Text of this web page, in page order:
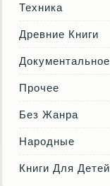
Техника
Древние Книги
Документальное
Прочее
Без Жанра
Народные
Книги Для Детей